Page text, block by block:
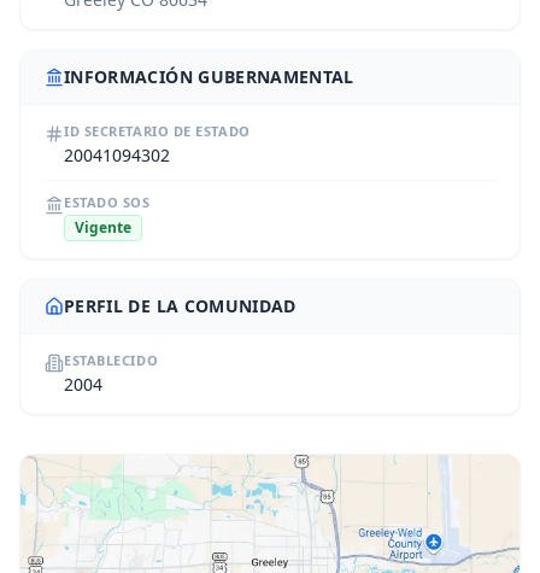
INFORMACIÓN GUBERNAMENTAL
ID SECRETARIO DE ESTADO
20041094302
ESTADO SOS
Vigente
PERFIL DE LA COMUNIDAD
ESTABLECIDO
2004